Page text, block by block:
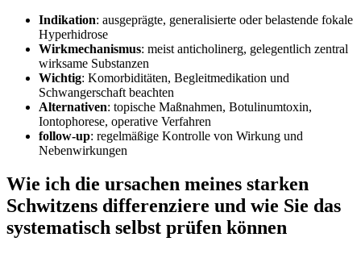
Indikation: ausgeprägte, generalisierte oder belastende fokale
Hyperhidrose
Wirkmechanismus: meist anticholinerg, gelegentlich zentral
wirksame Substanzen
Wichtig: Komorbiditäten, Begleitmedikation und
Schwangerschaft​ beachten
Alternativen: topische Maßnahmen, Botulinumtoxin,
Iontophorese,‍ operative Verfahren
follow-up: regelmäßige Kontrolle‌ von Wirkung und
Nebenwirkungen
Wie ich die ursachen meines starken
Schwitzens differenziere ⁤und wie Sie das
systematisch⁤ selbst prüfen können